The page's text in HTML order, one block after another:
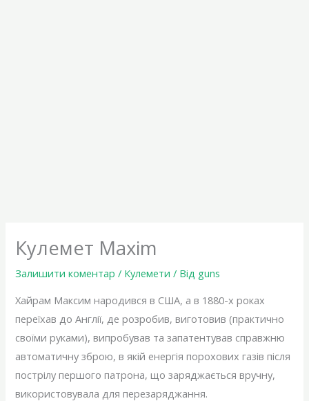
Кулемет Maxim
Залишити коментар / Кулемети / Від guns
Хайрам Максим народився в США, а в 1880-х роках
переїхав до Англії, де розробив, виготовив (практично
своїми руками), випробував та запатентував справжню
автоматичну зброю, в якій енергія порохових газів після
пострілу першого патрона, що заряджається вручну,
використовувала для перезаряджання.